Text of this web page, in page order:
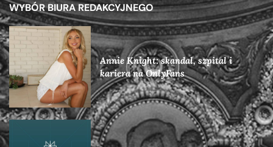
WYBÓR BIURA REDAKCYJNEGO
Annie Knight: skandal, szpital i
kariera na OnlyFans